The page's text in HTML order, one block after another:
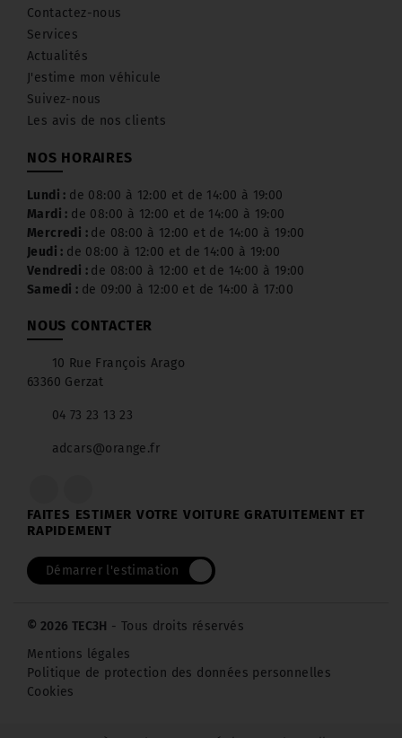
Contactez-nous
Services
Actualités
J'estime mon véhicule
Suivez-nous
Les avis de nos clients
NOS HORAIRES
Lundi : de 08:00 à 12:00 et de 14:00 à 19:00
Mardi : de 08:00 à 12:00 et de 14:00 à 19:00
Mercredi : de 08:00 à 12:00 et de 14:00 à 19:00
Jeudi : de 08:00 à 12:00 et de 14:00 à 19:00
Vendredi : de 08:00 à 12:00 et de 14:00 à 19:00
Samedi : de 09:00 à 12:00 et de 14:00 à 17:00
NOUS CONTACTER
10 Rue François Arago
63360 Gerzat
04 73 23 13 23
adcars@orange.fr
FAITES ESTIMER VOTRE VOITURE GRATUITEMENT ET
RAPIDEMENT
Démarrer l'estimation
© 2026 TEC3H - Tous droits réservés
Mentions légales
Politique de protection des données personnelles
Cookies